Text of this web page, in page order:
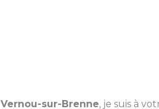
sur-Brenne, je suis à